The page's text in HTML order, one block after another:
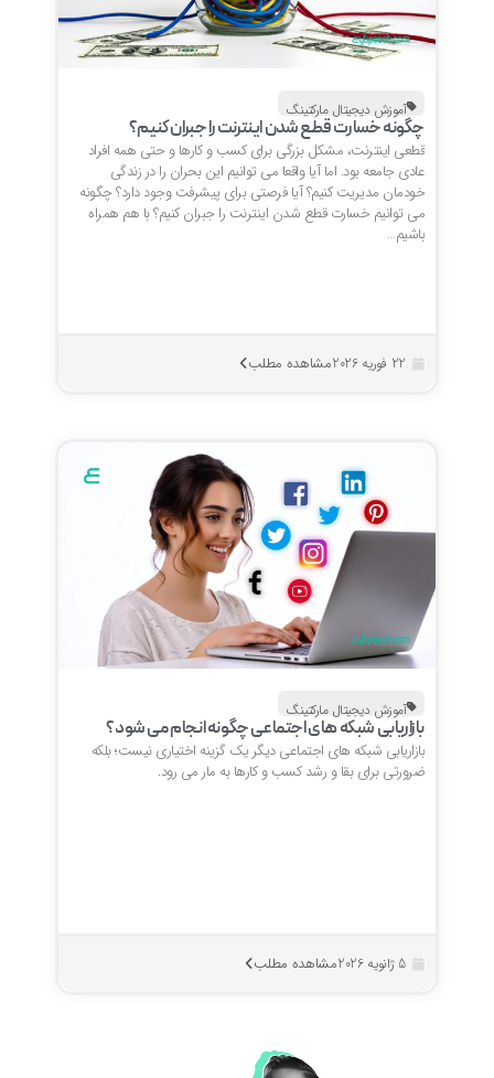
آموزش دیجیتال مارکتینگ
چگونه خسارت قطع شدن اینترنت را جبران کنیم؟
قطعی اینترنت، مشکل بزرگی برای کسب و کارها و حتی همه افراد
عادی جامعه بود. اما آیا واقعا می توانیم این بحران را در زندگی
خودمان مدیریت کنیم؟ آیا فرصتی برای پیشرفت وجود دارد؟ چگونه
می توانیم خسارت قطع شدن اینترنت را جبران کنیم؟ با هم همراه
باشیم…
22 فوریه 2026 مشاهده مطلب
آموزش دیجیتال مارکتینگ
بازاریابی شبکه های اجتماعی چگونه انجام می شود؟
بازاریابی شبکه های اجتماعی دیگر یک گزینه اختیاری نیست؛ بلکه
ضرورتی برای بقا و رشد کسب و کارها به مار می رود.
مشاهده مطلب